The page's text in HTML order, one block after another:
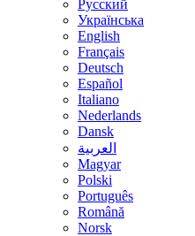
Русский
Українська
English
Français
Deutsch
Español
Italiano
Nederlands
Dansk
العربية
Magyar
Polski
Português
Română
Norsk